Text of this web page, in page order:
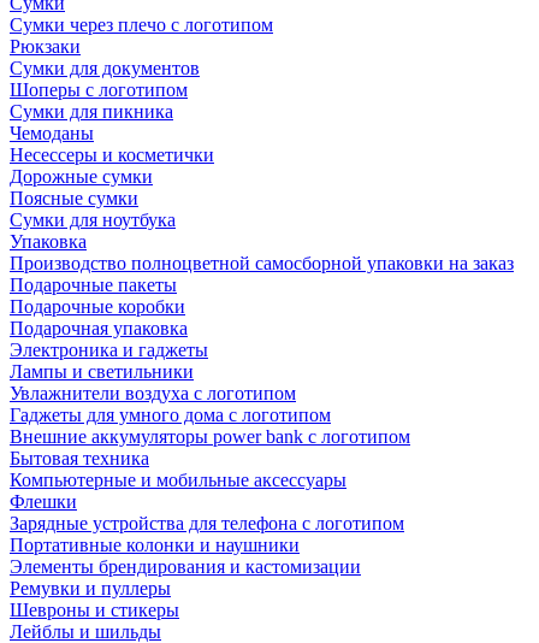
Сумки через плечо с логотипом
Рюкзаки
Сумки для документов
Шоперы с логотипом
Сумки для пикника
Чемоданы
Несессеры и косметички
Дорожные сумки
Поясные сумки
Сумки для ноутбука
Упаковка
Производство полноцветной самосборной упаковки на заказ
Подарочные пакеты
Подарочные коробки
Подарочная упаковка
Электроника и гаджеты
Лампы и светильники
Увлажнители воздуха с логотипом
Гаджеты для умного дома с логотипом
Внешние аккумуляторы power bank с логотипом
Бытовая техника
Компьютерные и мобильные аксессуары
Флешки
Зарядные устройства для телефона с логотипом
Портативные колонки и наушники
Элементы брендирования и кастомизации
Ремувки и пуллеры
Шевроны и стикеры
Лейблы и шильды